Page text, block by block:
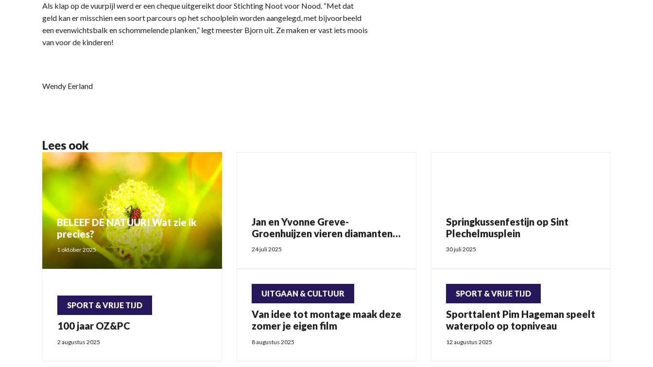
Als klap op de vuurpijl werd er een cheque uitgereikt door Stichting Noot voor Nood. “Met dat
geld kan er misschien een soort parcours op het schoolplein worden aangelegd, met bijvoorbeeld
een evenwichtsbalk en schommelende planken,” legt meester Bjorn uit. Ze maken er vast iets moois
van voor de kinderen!
Wendy Eerland
Lees ook
BELEEF DE NATUUR! Wat zie ik
precies?
1 oktober 2025
Jan en Yvonne Greve-
Groenhuijzen vieren diamanten
huwelijk
24 juli 2025
Springkussenfestijn op Sint
Plechelmusplein
30 juli 2025
SPORT & VRIJE TIJD
100 jaar OZ&PC
2 augustus 2025
UITGAAN & CULTUUR
Van idee tot montage maak deze
zomer je eigen film
8 augustus 2025
SPORT & VRIJE TIJD
Sporttalent Pim Hageman speelt
waterpolo op topniveau
12 augustus 2025